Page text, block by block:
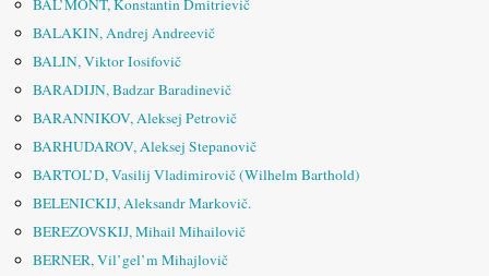
BAL’MONT, Konstantin Dmitrievič
BALAKIN, Andrej Andreevič
BALIN, Viktor Iosifovič
BARADIJN, Badzar Baradinevič
BARANNIKOV, Aleksej Petrovič
BARHUDAROV, Aleksej Stepanovič
BARTOL’D, Vasilij Vladimirovič (Wilhelm Barthold)
BELENICKIJ, Aleksandr Markovič.
BEREZOVSKIJ, Mihail Mihailovič
BERNER, Vil’gel’m Mihajlovič